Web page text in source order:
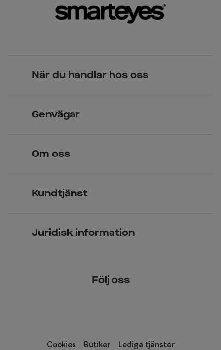
När du handlar hos oss
Över 70 butiker
Genvägar
Kontaktlinser
Om oss
Kundtjänst
Juridisk information
Följ oss
Cookies Butiker Lediga tjänster